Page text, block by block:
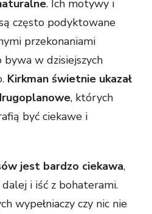
. Ich motywy i
często podyktowane
przekonaniami
w dzisiejszych
Kirkman świetnie ukazał
, których
być ciekawe i
jest bardzo ciekawa,
i iść z bohaterami.
wypełniaczy czy nic nie